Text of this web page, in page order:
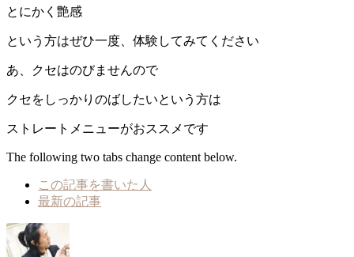
とにかく艶感
という方はぜひ一度、体験してみてください
あ、クセはのびませんので
クセをしっかりのばしたいという方は
ストレートメニューがおススメです
The following two tabs change content below.
この記事を書いた人
最新の記事